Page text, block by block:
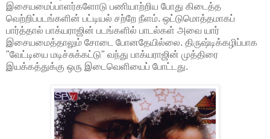
இசையமைப்பாளர்களோடு பணியாற்றிய போது கிடைத்த
வெற்றிப்படங்களின் பட்டியல் சற்றே நீளம். ஒட்டுமொத்தமாகப்
பார்த்தால் பாக்யராஜின் படங்களில் பாடல்கள் அவை யார்
இசையமைத்தாலும் சோடை போனதேயில்லை. திருஷ்டிக்கழிப்பாக
"வேட்டியை மடிச்சுக்கட்டு" வந்து பாக்யராஜின் முத்திரை
இயக்கத்துக்கு ஒரு இடைவெளியைப் போட்டது.